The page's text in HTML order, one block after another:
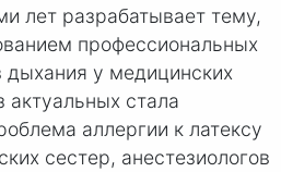
лет разрабатывает тему,
профессиональных
дыхания у медицинских
актуальных стала
аллергии к латексу
сестер, анестезиологов